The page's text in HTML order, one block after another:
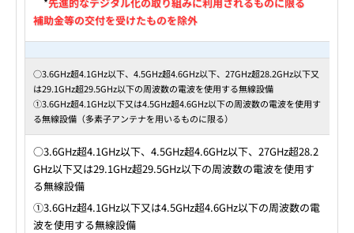
補助金等の交付を受けたものを除外
○3.6GHz超4.1GHz以下、4.5GHz超4.6GHz以下、27GHz超28.2GHz以下又
は29.1GHz超29.5GHz以下の周波数の電波を使用する無線設備
①3.6GHz超4.1GHz以下又は4.5GHz超4.6GHz以下の周波数の電波を使用す
る無線設備（多素子アンテナを用いるものに限る）
○3.6GHz超4.1GHz以下、4.5GHz超4.6GHz以下、27GHz超28.2
GHz以下又は29.1GHz超29.5GHz以下の周波数の電波を使用す
る無線設備
①3.6GHz超4.1GHz以下又は4.5GHz超4.6GHz以下の周波数の電
波を使用する無線設備